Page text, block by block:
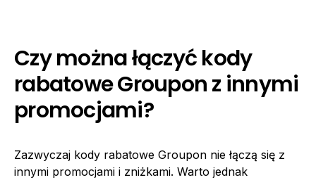
Czy można łączyć kody
rabatowe Groupon z innymi
promocjami?
Zazwyczaj kody rabatowe Groupon nie łączą się z
innymi promocjami i zniżkami. Warto jednak